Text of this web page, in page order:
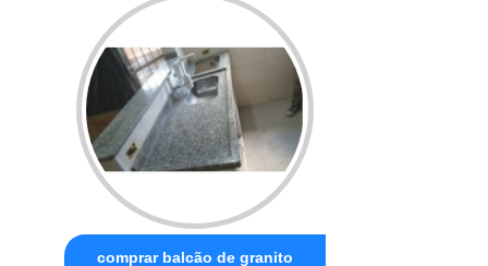
comprar balcão de granito